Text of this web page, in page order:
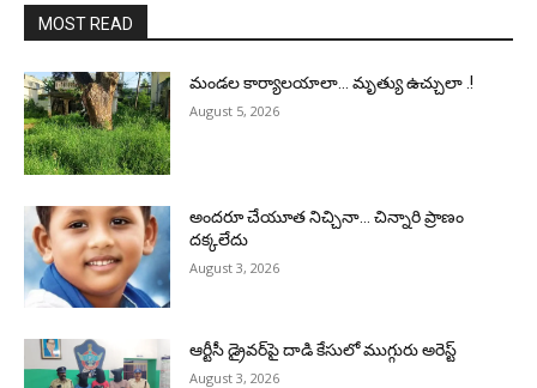
MOST READ
మండల కార్యాలయాలా… మృత్యు ఉచ్చులా .!
August 5, 2026
అందరూ చేయూత నిచ్చినా… చిన్నారి ప్రాణం
దక్కలేదు
August 3, 2026
ఆర్టీసీ డ్రైవర్‌పై దాడి కేసులో ముగ్గురు అరెస్ట్
August 3, 2026